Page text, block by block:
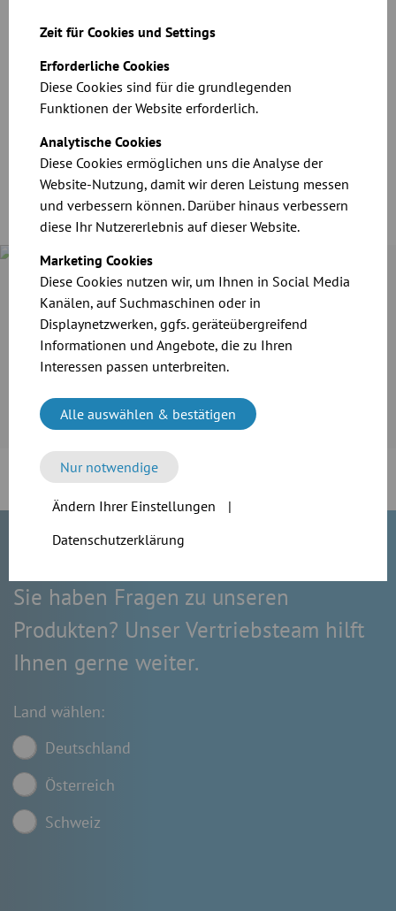
Zeit für Cookies und Settings
Erforderliche Cookies
Diese Cookies sind für die grundlegenden
Funktionen der Website erforderlich.
Analytische Cookies
Diese Cookies ermöglichen uns die Analyse der
Website-Nutzung, damit wir deren Leistung messen
und verbessern können. Darüber hinaus verbessern
diese Ihr Nutzererlebnis auf dieser Website.
Marketing Cookies
Diese Cookies nutzen wir, um Ihnen in Social Media
Kanälen, auf Suchmaschinen oder in
Displaynetzwerken, ggfs. geräteübergreifend
Informationen und Angebote, die zu Ihren
Interessen passen unterbreiten.
Alle auswählen & bestätigen
Nur notwendige
Ändern Ihrer Einstellungen
|
Datenschutzerklärung
CAD-Dateien für unsere Produkte
Case Study
Cramer-Mühle KG in Schweinfurt hat seine Produktionslinie
ausgebaut. Für den Transport von Korn und Mehl sowie die
Absaugung von Staub setzt das Unternehmen auf das
zuverlässige Rohrsystem von JACOB.
Mehr erfahren
Sie haben Fragen zu unseren
Produkten? Unser Vertriebsteam hilft
Ihnen gerne weiter.
Land wählen:
Deutschland
Österreich
Schweiz